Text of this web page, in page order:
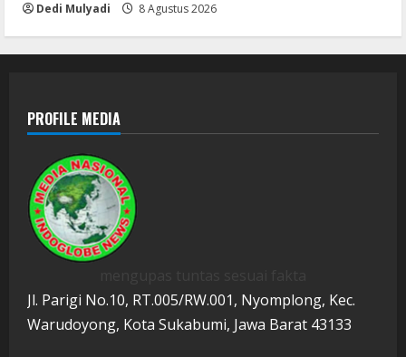
Dedi Mulyadi 8 Agustus 2026
PROFILE MEDIA
Jl. Parigi No.10, RT.005/RW.001, Nyomplong, Kec.
Warudoyong, Kota Sukabumi, Jawa Barat 43133